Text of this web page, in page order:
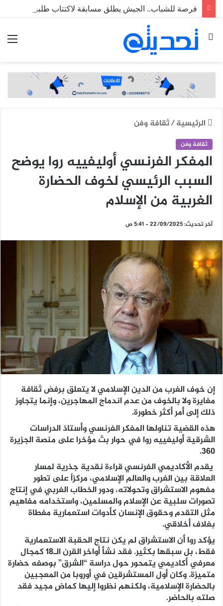
بحث
عن
الرئيسية/ثقافة وفن
ثقافة وفن
المفكر الفرنسي أوليفييه روا يوضح
السبب الرئيسي لخوف الحضارة
الغربية من الإسلام
آخر تحديث: 22/09/2025 - 5:41 ص
إن خوف الغرب من الدين الإسلامي لا يتعلق برفض ثقافة
مغايرة ولا بالخوف من عدم اندماج المهاجرين، وإنما يتجاوز
ذلك إلى أمر أكثر خطورة.
هذه القضية تناولها المفكر الفرنسي وأستاذ الدراسات
الشرقية أوليفييه روا في حوار بث مؤخرا على منصة الجزيرة
360.
يقدم الأكاديمي الفرنسي قراءة نقدية جذرية لمسار
العلاقة بين الغرب والعالم الإسلامي، مركزاً على تطور
مفهوم الاستشراق وتحولاته، ودور الخطاب الغربي في إنتاج
تصورات سلبية عن الإسلام والمسلمين، واستخدامه مفاهيم
مثل التقدم وحقوق الإنسان كأدوات استعمارية مغطاة
بغلاف أخلاقي.
يؤكد روا أن الاستشراق لم يكن نتاج الحقبة الاستعمارية
فقط، بل سبقها بكثير. فقد نشأ أواخر القرن الـ18 كمجال
معرفي أكاديمي يتمحور حول دراسة “الشرق” بوصفه حضارة
متميزة. وكان أول المستشرقين في أوروبا من المعجبين
بالحضارة الإسلامية، ولكنهم نظروا إليها كماضٍ مجيد فقد
صلته بالحاضر.